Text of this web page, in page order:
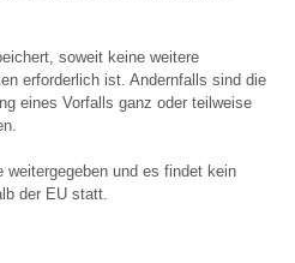
soweit keine weitere
erforderlich ist. Andernfalls sind die
eines Vorfalls ganz oder teilweise
weitergegeben und es findet kein
der EU statt.